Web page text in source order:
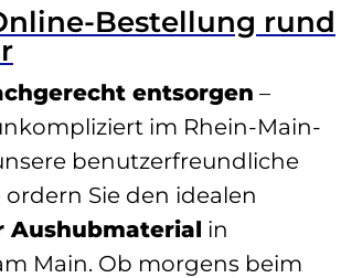
Bestellung rund
entsorgen –
im Rhein-Main-
benutzerfreundliche
Sie den idealen
Aushubmaterial in
Main. Ob morgens beim